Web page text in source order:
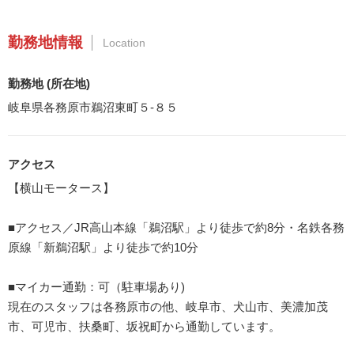
勤務地情報 Location
勤務地 (所在地)
岐阜県各務原市鵜沼東町５-８５
アクセス
【横山モータース】
■アクセス／JR高山本線「鵜沼駅」より徒歩で約8分・名鉄各務
原線「新鵜沼駅」より徒歩で約10分
■マイカー通勤：可（駐車場あり)
現在のスタッフは各務原市の他、岐阜市、犬山市、美濃加茂
市、可児市、扶桑町、坂祝町から通勤しています。